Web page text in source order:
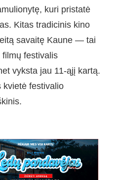
kuri pristatė
Kitas tradicinis kino
savaitę Kaune — tai
festivalis
vyksta jau 11-ąjį kartą.
kvietė festivalio